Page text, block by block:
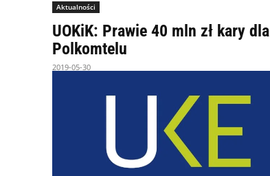
Aktualności
UOKiK: Prawie 40 mln zł kary dla
Polkomtelu
2019-05-30